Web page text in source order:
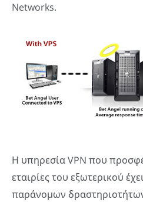
Networks.
Η υπηρεσία VPN που
εταιρίες του εξωτερικού
παράνομων